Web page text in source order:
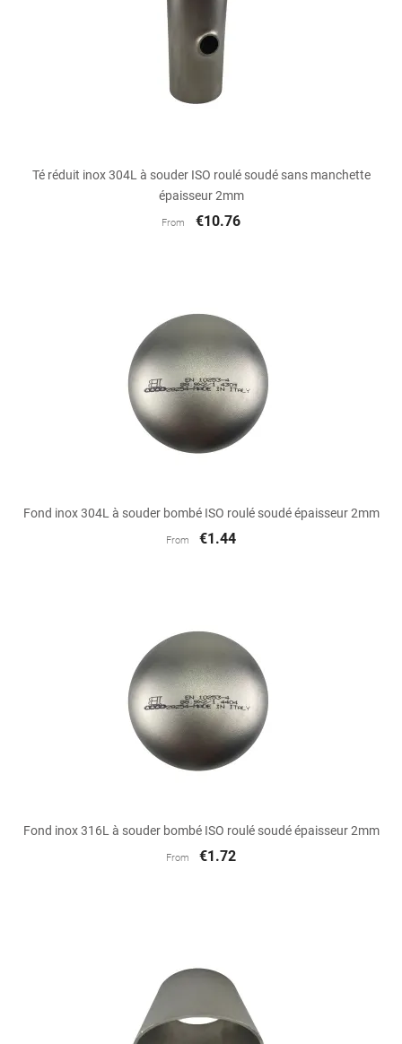
Té réduit inox 304L à souder ISO roulé soudé sans manchette
épaisseur 2mm
From €10.76
Fond inox 304L à souder bombé ISO roulé soudé épaisseur 2mm
From €1.44
Fond inox 316L à souder bombé ISO roulé soudé épaisseur 2mm
From €1.72